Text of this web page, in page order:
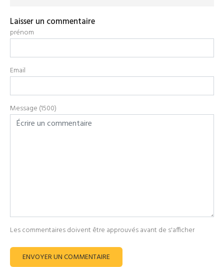
Laisser un commentaire
prénom
Email
Message (1500)
Les commentaires doivent être approuvés avant de s'afficher
ENVOYER UN COMMENTAIRE